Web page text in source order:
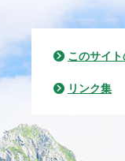
このサイ
リンク集